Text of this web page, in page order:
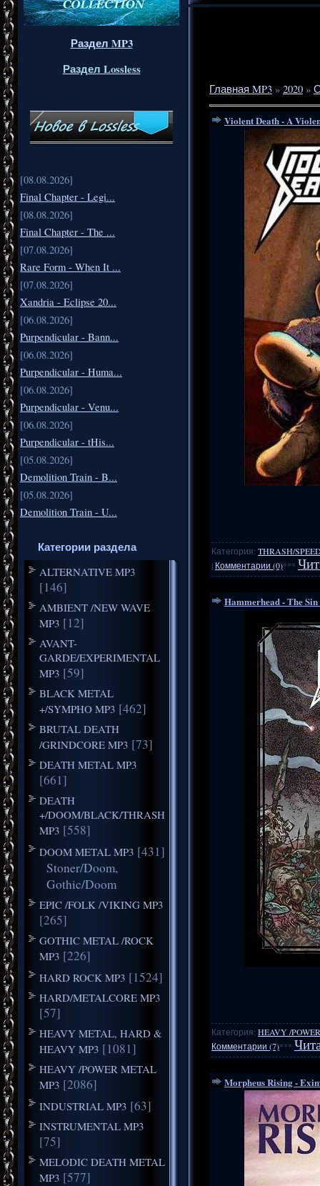
Раздел MP3
Раздел Lossless
[08.08.2026]
Final Chapter - Legi...
[08.08.2026]
Final Chapter - The ...
[07.08.2026]
Rare Form - When It ...
[07.08.2026]
Xandria - Eclipse 20...
[06.08.2026]
Purpendicular - Bann...
[06.08.2026]
Purpendicular - Huma...
[06.08.2026]
Purpendicular - Venu...
[06.08.2026]
Purpendicular - tHis...
[05.08.2026]
Demolition Train - B...
[05.08.2026]
Demolition Train - U...
Категории раздела
ALTERNATIVE MP3
[146]
AMBIENT /NEW WAVE
MP3 [12]
AVANT-
GARDE/EXPERIMENTAL
MP3 [59]
BLACK METAL
+/SYMPHO MP3 [462]
BRUTAL DEATH
/GRINDCORE MP3 [73]
DEATH METAL MP3
[661]
DEATH
+/DOOM/BLACK/THRASH
MP3 [558]
DOOM METAL MP3 [431]
Stoner/Doom,
Gothic/Doom
EPIC /FOLK /VIKING MP3
[265]
GOTHIC METAL /ROCK
MP3 [226]
HARD ROCK MP3 [1524]
HARD/METALCORE MP3
[57]
HEAVY METAL, HARD &
HEAVY MP3 [1081]
HEAVY /POWER METAL
MP3 [2086]
INDUSTRIAL MP3 [63]
INSTRUMENTAL MP3
[75]
MELODIC DEATH METAL
MP3 [577]
Главная MP3 » 2020 »
Violent Death - A
Категория: THRASH/
| Комментарии (0)***
Hammerhead - The
Категория: HEAVY /
Комментарии (7)***
Morpheus Rising -